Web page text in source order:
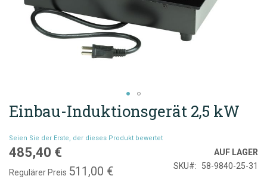
Zum
Anfang
springen
Einbau-Induktionsgerät 2,5 kW
Seien Sie der Erste, der dieses Produkt bewertet
Sonderpreis
485,40 €
Regulärer Preis 511,00 €
AUF LAGER
SKU
58-9840-25-31